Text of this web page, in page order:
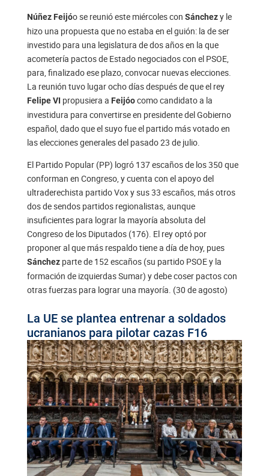
Núñez Feijóo se reunió este miércoles con Sánchezy le
hizo una propuesta que no estaba en el guión: la de ser
investido para una legislatura de dos años en la que
acometería pactos de Estado negociados con el PSOE,
para, finalizado ese plazo, convocar nuevas elecciones.
La reunión tuvo lugar ocho días después de que el rey
Felipe VI propusiera a Feijóocomo candidato a la
investidura para convertirse en presidente del Gobierno
español, dado que el suyo fue el partido más votado en
las elecciones generales del pasado 23 de julio.
El Partido Popular (PP) logró 137 escaños de los 350 que
conforman en Congreso, y cuenta con el apoyo del
ultraderechista partido Vox y sus 33 escaños, más otros
dos de sendos partidos regionalistas, aunque
insuficientes para lograr la mayoría absoluta del
Congreso de los Diputados (176). El rey optó por
proponer al que más respaldo tiene a día de hoy, pues
Sánchezparte de 152 escaños (su partido PSOE y la
formación de izquierdas Sumar) y debe coser pactos con
otras fuerzas para lograr una mayoría. (30 de agosto)
La UE se plantea entrenar a soldados
ucranianos para pilotar cazas F16